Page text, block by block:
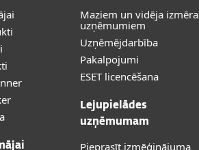
Maziem un vidēja izmēra
uzņēmumiem
Uzņēmējdarbība
Pakalpojumi
ESET licencēšana
Lejupielādes
uzņēmumam
Pieprasīt izmēģinājuma